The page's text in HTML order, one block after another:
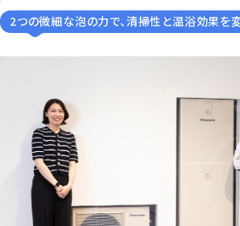
2つの微細な泡の力で、清掃性と温浴効果を